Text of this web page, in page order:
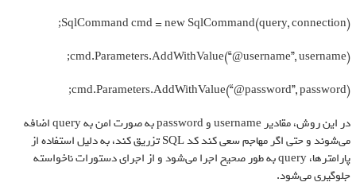
SqlCommand cmd = new SqlCommand(query, connection);
cmd.Parameters.AddWithValue(“@username”, username);
cmd.Parameters.AddWithValue(“@password”, password);
در این روش، مقادیر username و password به صورت امن به query اضافه
می‌شوند و حتی اگر مهاجم سعی کند کد SQL تزریق کند، به دلیل استفاده از
پارامترها، query به طور صحیح اجرا می‌شود و از اجرای دستورات ناخواسته
جلوگیری می‌شود.